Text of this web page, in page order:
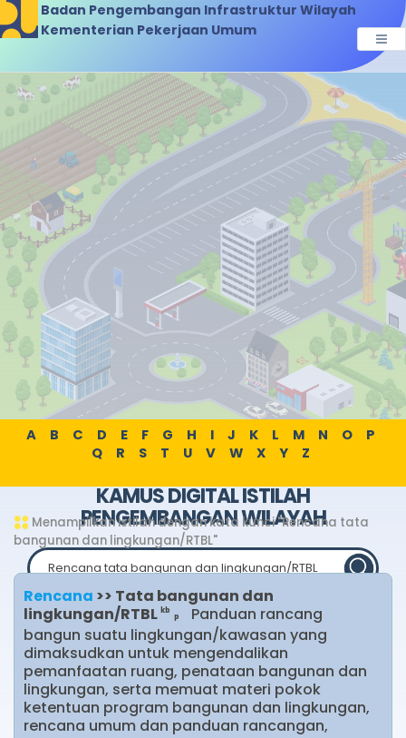
Badan Pengembangan Infrastruktur Wilayah
Kementerian Pekerjaan Umum
KAMUS DIGITAL ISTILAH
PENGEMBANGAN WILAYAH
Pencarian Populer
Pareto optimal
Institutionalization (proses pelembagaan)
E-monitoring
Berindikasi
A B C D E F G H I J K L M N O
P
Q
R S T U V W X Y Z
Menampilkan istilah dengan kata kunci "Rencana tata
bangunan dan lingkungan/RTBL"
Rencana >> Tata bangunan dan
lingkungan/RTBL kb
p
Panduan rancang
bangun suatu lingkungan/kawasan yang
dimaksudkan untuk mengendalikan
pemanfaatan ruang, penataan bangunan dan
lingkungan, serta memuat materi pokok
ketentuan program bangunan dan lingkungan,
rencana umum dan panduan rancangan,